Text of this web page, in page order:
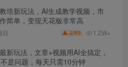
培新玩法，AI生成教学视频，市
简单，变现天花板非常高
目 云币3 1.2W+
新玩法，文章+视频用AI全搞定，
是问题，每天只需10分钟